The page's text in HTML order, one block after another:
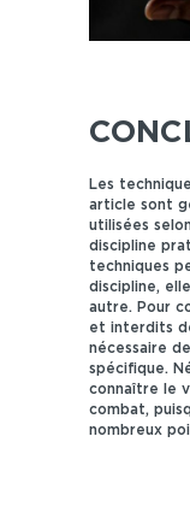
Les
article sont
utilisées
discipline
techniques
discipline,
autre. Pour
et interdits
nécessaire
spécifique.
connaître le
combat,
nombreux